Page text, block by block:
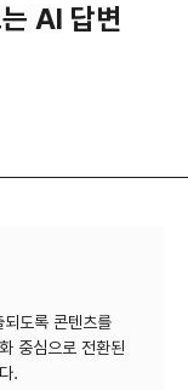
AI 답변
도록 콘텐츠를
중심으로 전환된